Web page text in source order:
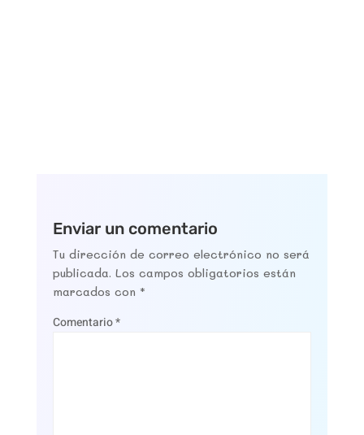
Enviar un comentario
Tu dirección de correo electrónico no será
publicada. Los campos obligatorios están
marcados con *
Comentario*